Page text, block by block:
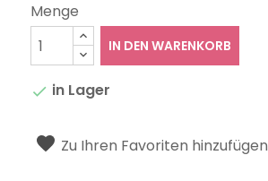
Menge
IN DEN WARENKORB
 in Lager
Zu Ihren Favoriten hinzufügen